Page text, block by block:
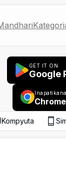
GET IT ON
Google
Kompyuta